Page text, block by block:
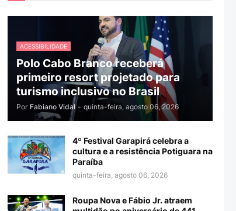
ACESSIBILIDADE
Polo Cabo Branco receberá
primeiro resort projetado para
turismo inclusivo no Brasil
Por Fabiano Vidal - quinta-feira, agosto 06, 2026
4º Festival Garapirá celebra a
cultura e a resistência Potiguara na
Paraíba
quinta-feira, agosto 06, 2026
Roupa Nova e Fábio Jr. atraem